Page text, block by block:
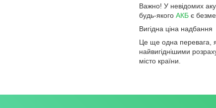
Важно! У невідомих
будь-якого АКБ є
Вигідна ціна надбання
Це ще одна перевага,
найвигіднішими
місто країни.